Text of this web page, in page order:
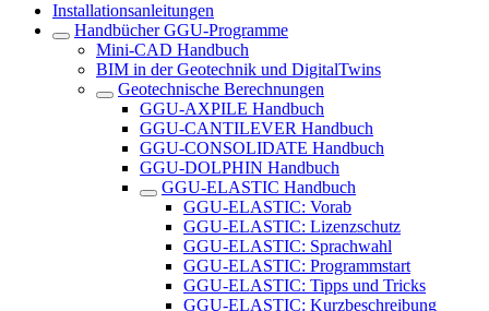
Installationsanleitungen
Handbücher GGU-Programme
Mini-CAD Handbuch
BIM in der Geotechnik und DigitalTwins
Geotechnische Berechnungen
GGU-AXPILE Handbuch
GGU-CANTILEVER Handbuch
GGU-CONSOLIDATE Handbuch
GGU-DOLPHIN Handbuch
GGU-ELASTIC Handbuch
GGU-ELASTIC: Vorab
GGU-ELASTIC: Lizenzschutz
GGU-ELASTIC: Sprachwahl
GGU-ELASTIC: Programmstart
GGU-ELASTIC: Tipps und Tricks
GGU-ELASTIC: Kurzbeschreibung